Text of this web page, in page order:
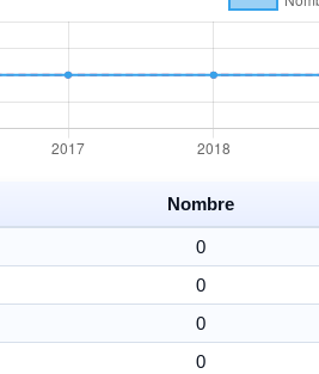
Nombre
0
0
0
0